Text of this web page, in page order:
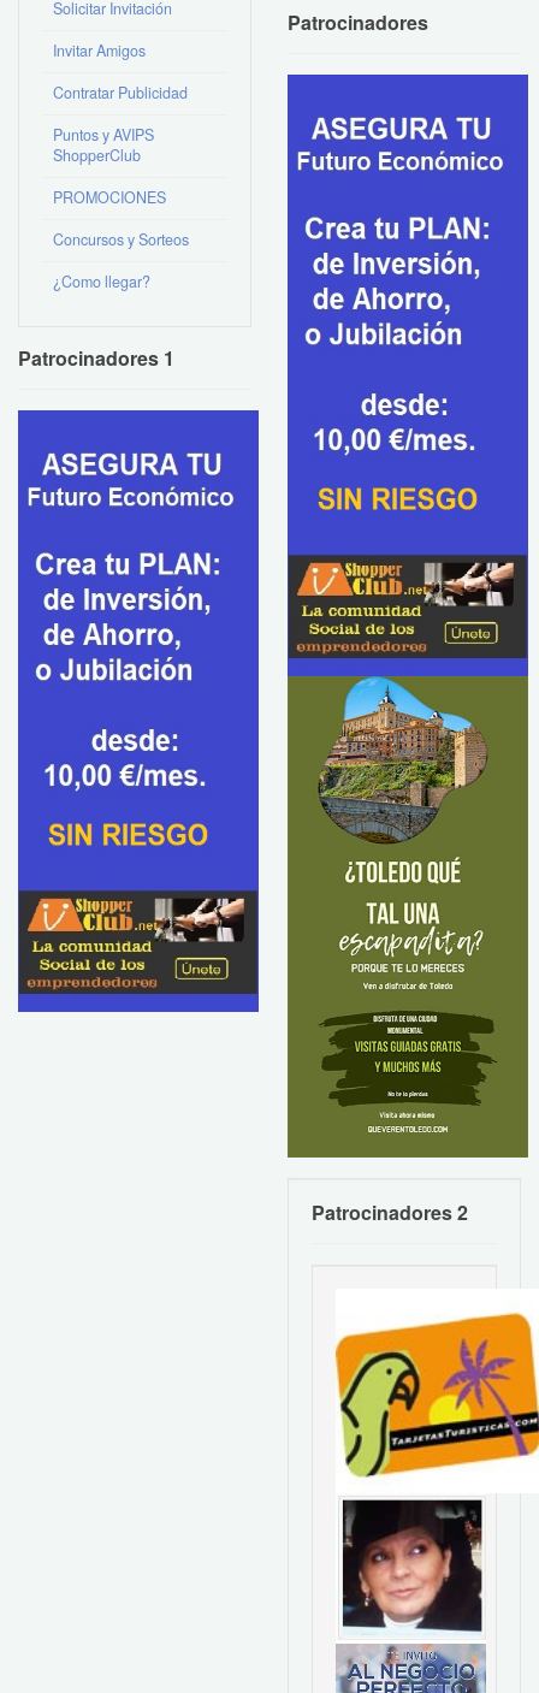
Solicitar Invitación
Invitar Amigos
Contratar Publicidad
Puntos y AVIPS
ShopperClub
PROMOCIONES
Concursos y Sorteos
¿Como llegar?
Patrocinadores 1
Patrocinadores
Patrocinadores 2